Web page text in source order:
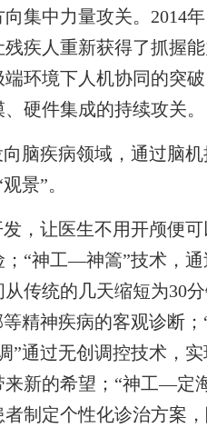
向集中力量攻关。2014
疾人重新获得了抓握
环境下人机协同的突
硬件集成的持续攻关。
脑疾病领域，通过脑
景”。
让医生不用开颅便可
“神工—神篙”技术，
传统的几天缩短为30
精神疾病的客观诊断
”通过无创调控技术，
新的希望；“神工—定
制定个性化诊治方案，